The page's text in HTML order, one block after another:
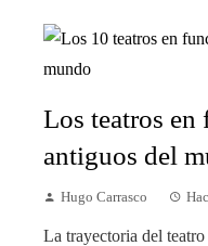
Los teatros en
antiguos del
Hugo Carrasco
La trayectoria del